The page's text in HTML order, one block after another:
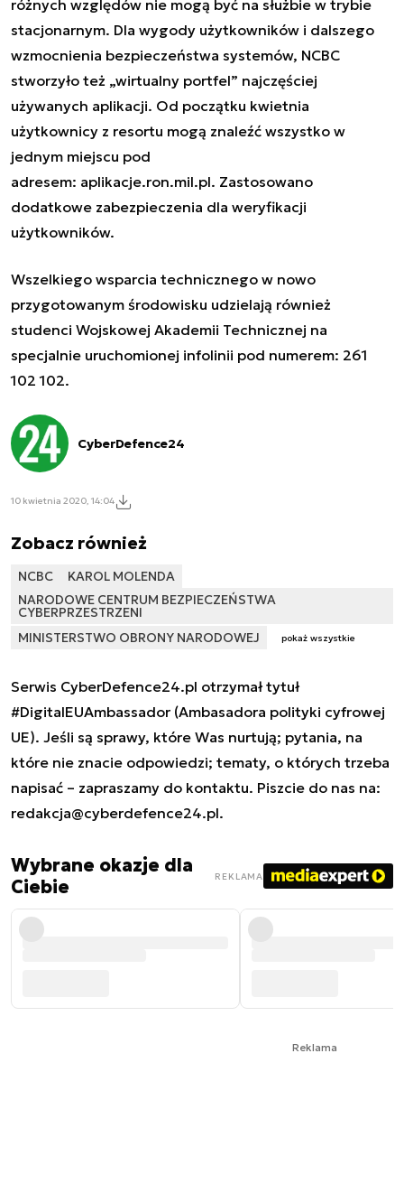
różnych względów nie mogą być na służbie w trybie
stacjonarnym. Dla wygody użytkowników i dalszego
wzmocnienia bezpieczeństwa systemów, NCBC
stworzyło też „wirtualny portfel” najczęściej
używanych aplikacji. Od początku kwietnia
użytkownicy z resortu mogą znaleźć wszystko w
jednym miejscu pod
adresem: aplikacje.ron.mil.pl. Zastosowano
dodatkowe zabezpieczenia dla weryfikacji
użytkowników.
Wszelkiego wsparcia technicznego w nowo
przygotowanym środowisku udzielają również
studenci Wojskowej Akademii Technicznej na
specjalnie uruchomionej infolinii pod numerem: 261
102 102.
CyberDefence24
10 kwietnia 2020, 14:04
Zobacz również
NCBC
KAROL MOLENDA
NARODOWE CENTRUM BEZPIECZEŃSTWA
CYBERPRZESTRZENI
MINISTERSTWO OBRONY NARODOWEJ
pokaż wszystkie
Serwis CyberDefence24.pl otrzymał tytuł
#DigitalEUAmbassador (Ambasadora polityki cyfrowej
UE). Jeśli są sprawy, które Was nurtują; pytania, na
które nie znacie odpowiedzi; tematy, o których trzeba
napisać – zapraszamy do kontaktu. Piszcie do nas na:
redakcja@cyberdefence24.pl.
Wybrane okazje dla
Ciebie
REKLAMA
Reklama